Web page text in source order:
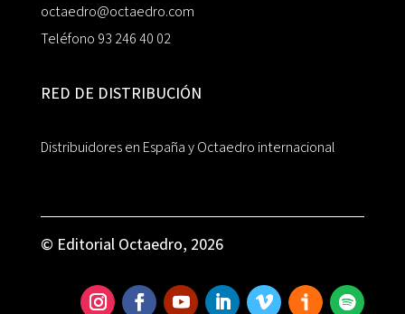
octaedro@octaedro.com
Teléfono 93 246 40 02
RED DE DISTRIBUCIÓN
Distribuidores en España y Octaedro internacional
© Editorial Octaedro, 2026